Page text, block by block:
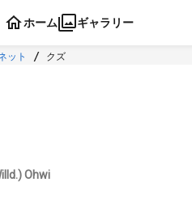
ホーム ギャラリー
ット クズ
Ohwi